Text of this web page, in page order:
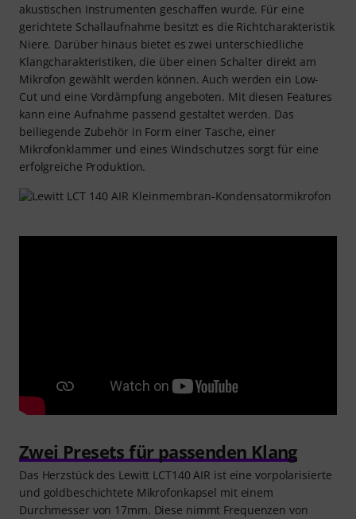
akustischen Instrumenten geschaffen wurde. Für eine
gerichtete Schallaufnahme besitzt es die Richtcharakteristik
Niere. Darüber hinaus bietet es zwei unterschiedliche
Klangcharakteristiken, die über einen Schalter direkt am
Mikrofon gewählt werden können. Auch werden ein Low-
Cut und eine Vordämpfung angeboten. Mit diesen Features
kann eine Aufnahme passend gestaltet werden. Das
beiliegende Zubehör in Form einer Tasche, einer
Mikrofonklammer und eines Windschutzes sorgt für eine
erfolgreiche Produktion.
Zwei Presets für passenden Klang
Das Herzstück des Lewitt LCT140 AIR ist eine vorpolarisierte
und goldbeschichtete Mikrofonkapsel mit einem
Durchmesser von 17mm. Diese nimmt Frequenzen von